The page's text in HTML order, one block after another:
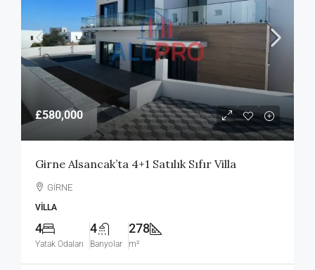
£580,000
Girne Alsancak’ta 4+1 Satılık Sıfır Villa
GİRNE
VILLA
4
Yatak Odaları
4
Banyolar
278
m²